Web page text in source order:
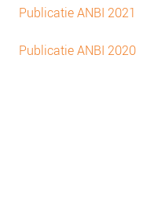
Publicatie ANBI 2021
Publicatie ANBI 2020